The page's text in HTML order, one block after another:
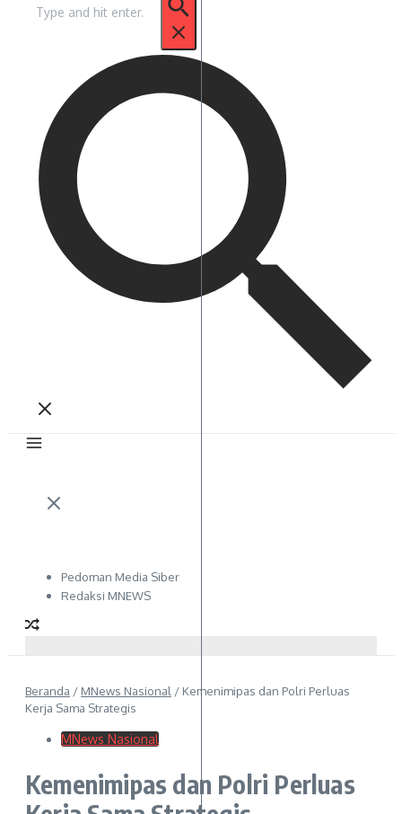
untuk:
Pedoman Media Siber
Redaksi MNEWS
Beranda / MNews Nasional / Kemenimipas dan Polri Perluas
Kerja Sama Strategis
MNews Nasional
Kemenimipas dan Polri Perluas